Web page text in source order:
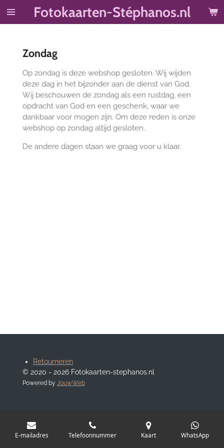
Ga
hoofdinhoud
Fotokaarten-Stéphanos.nl
Zondag
Op zondag is deze webshop gesloten. Wij wijden
deze dag in het bijzonder aan de dienst van God.
Wij beschouwen de zondag als een rustdag, een
opdracht van God en een geschenk, waar we
dankbaar voor mogen zijn. Om deze reden is onze
webshop op zondag altijd gesloten.
De andere dagen staan we graag voor u klaar.
Retourneren
© 2020 - 2026 Fotokaarten-stephanos.nl
Powered by JouwWeb
E-mailadres Telefoonnummer Kaart WhatsApp